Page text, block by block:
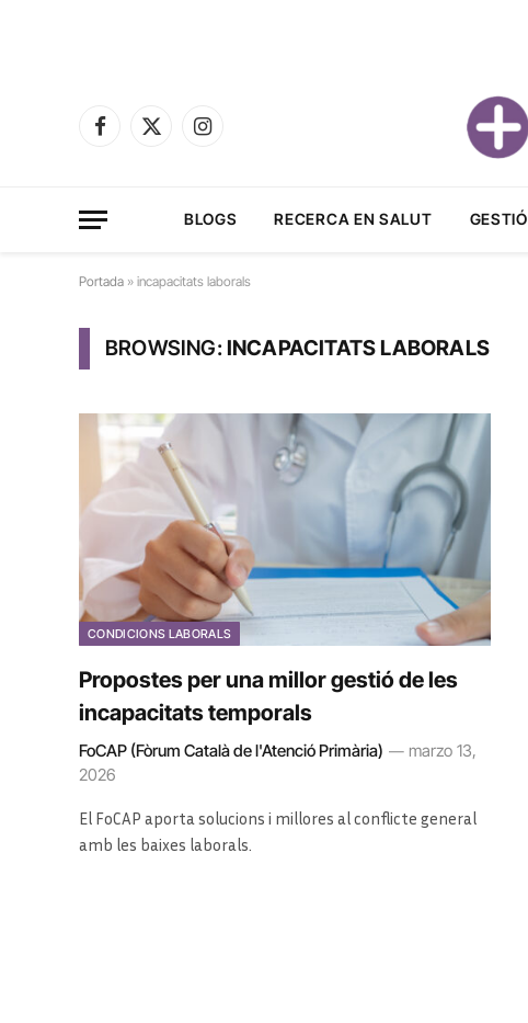
Facebook
X
Instagram
BLOGS RECERCA EN SALUT GESTIÓ
Portada » incapacitats laborals
BROWSING:INCAPACITATS LABORALS
CONDICIONS LABORALS
Propostes per una millor gestió de les
incapacitats temporals
FoCAP (Fòrum Català de l'Atenció Primària)
marzo 13,
2026
El FoCAP aporta solucions i millores al conflicte general
amb les baixes laborals.